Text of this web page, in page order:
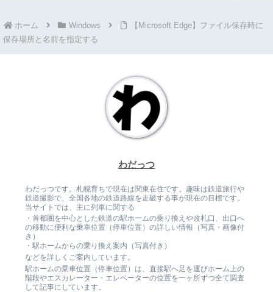
ホーム Windows
【Microsoft Edge】ファイル保存時に
保存場所と名前を指定する
わだっつ
わだっつです。札幌育ちで現在は関東在住です。趣味は鉄道旅行や
鉄道撮影で、全国各地の鉄道路線を走破する事が現在の目標です。
当サイトでは、主に列車に関する
・首都圏を中心とした鉄道の駅ホームの乗り換えや改札口、出口へ
の移動に便利な乗車位置（停車位置）の詳しい情報（写真・画像付
き）
・駅ホームからの乗り換え案内（写真付き）
などを詳しくご案内しています。
駅ホームの乗車位置（停車位置）は、直接駅へ足を運びホーム上の
階段やエスカレーター・エレベーターの位置を一ヶ所ずつ全て調査
して記事にしています。